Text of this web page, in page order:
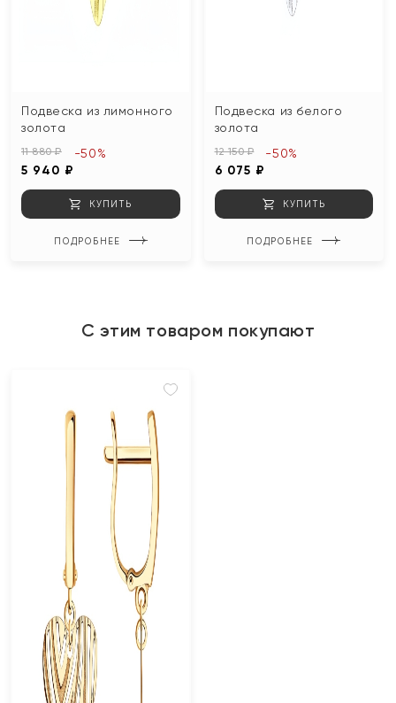
Подвеска из лимонного
золота
11 880 ₽
5 940 ₽
-50%
КУПИТЬ
ПОДРОБНЕЕ
Подвеска из белого
золота
12 150 ₽
6 075 ₽
-50%
КУПИТЬ
ПОДРОБНЕЕ
С этим товаром покупают